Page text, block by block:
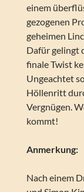
einem
gezogenen
geheimen
Dafür gelingt
finale Twist
Ungeachtet
Höllenritt
Vergnügen.
kommt!
Anmerkung:
Nach einem